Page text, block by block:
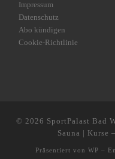
Impressum
Datenschutz
Abo kündigen
Cookie-Richtlinie
© 2026 SportPalast Bad
Sauna | Kurse
Präsentiert von WP –